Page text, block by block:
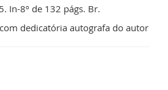
In-8º de 132 págs. Br.
dedicatória autografa do autor